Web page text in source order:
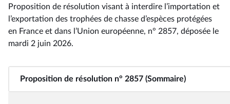
Proposition de résolution visant à interdire l’importation et
l’exportation des trophées de chasse d’espèces protégées
en France et dans l’Union européenne, n° 2857, déposée le
mardi 2 juin 2026.
Proposition de résolution n° 2857 (Sommaire)